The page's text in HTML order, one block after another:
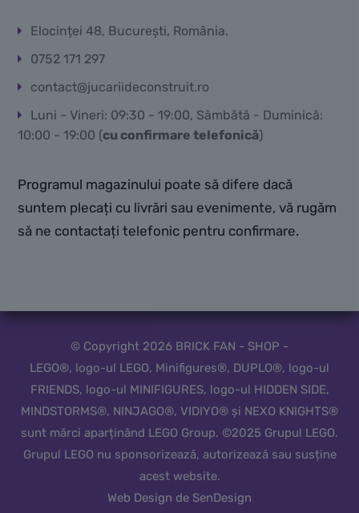
Elocinței 48, București, România.
0752 171 297
contact@jucariideconstruit.ro
Luni - Vineri: 09:30 - 19:00, Sâmbătă - Duminică:
10:00 - 19:00 (cu confirmare telefonică)
Programul magazinului poate să difere dacă
suntem plecați cu livrări sau evenimente, vă rugăm
să ne contactați telefonic pentru confirmare.
© Copyright 2026 BRICK FAN - SHOP -
LEGO®, logo-ul LEGO, Minifigures®, DUPLO®, logo-ul
FRIENDS, logo-ul MINIFIGURES, logo-ul HIDDEN SIDE,
MINDSTORMS®, NINJAGO®, VIDIYO® și NEXO KNIGHTS®
sunt mărci aparținând LEGO Group. ©2025 Grupul LEGO.
Grupul LEGO nu sponsorizează, autorizează sau susține
acest website.
Web Design de SenDesign